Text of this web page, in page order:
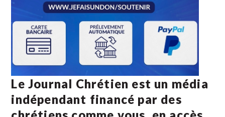
Le Journal Chrétien est un média
indépendant financé par des